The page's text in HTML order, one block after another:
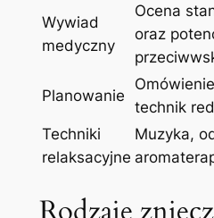
Wywiad
medyczny
Ocena​
oraz
Planowanie
technik
Techniki
relaksacyjne
Muzyka,‍
Rodzaje